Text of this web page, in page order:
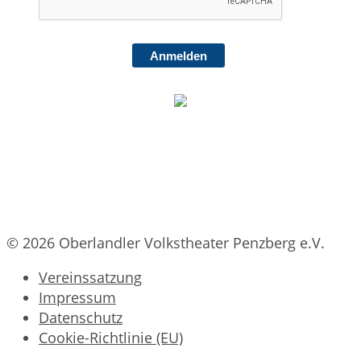
Anmelden
© 2026 Oberlandler Volkstheater Penzberg e.V.
Vereinssatzung
Impressum
Datenschutz
Cookie-Richtlinie (EU)